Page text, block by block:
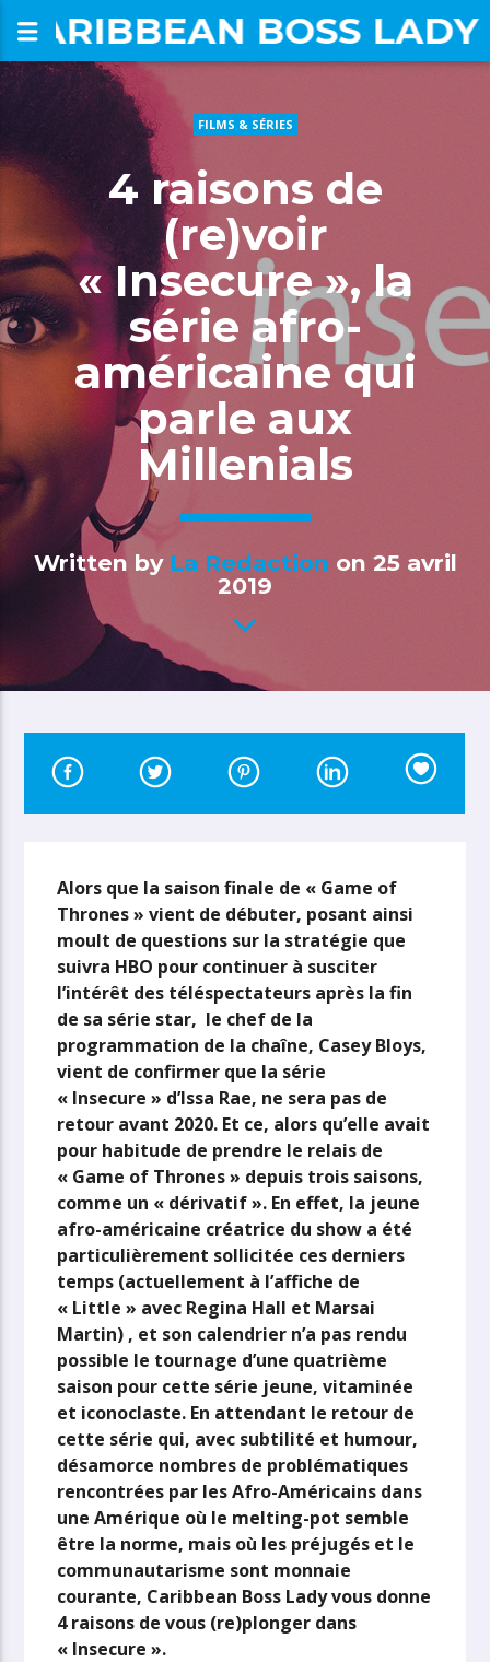
CARIBBEAN BOSS LADY
FILMS & SÉRIES
4 raisons de
(re)voir
« Insecure », la
série afro-
américaine qui
parle aux
Millenials
Written by La Redaction on 25 avril
2019
Alors que la saison finale de « Game of
Thrones » vient de débuter, posant ainsi
moult de questions sur la stratégie que
suivra HBO pour continuer à susciter
l’intérêt des téléspectateurs après la fin
de sa série star, le chef de la
programmation de la chaîne, Casey Bloys,
vient de confirmer que la série
« Insecure » d’Issa Rae, ne sera pas de
retour avant 2020. Et ce, alors qu’elle avait
pour habitude de prendre le relais de
« Game of Thrones » depuis trois saisons,
comme un « dérivatif ». En effet, la jeune
afro-américaine créatrice du show a été
particulièrement sollicitée ces derniers
temps (actuellement à l’affiche de
« Little » avec Regina Hall et Marsai
Martin) , et son calendrier n’a pas rendu
possible le tournage d’une quatrième
saison pour cette série jeune, vitaminée
et iconoclaste. En attendant le retour de
cette série qui, avec subtilité et humour,
désamorce nombres de problématiques
rencontrées par les Afro-Américains dans
une Amérique où le melting-pot semble
être la norme, mais où les préjugés et le
communautarisme sont monnaie
courante, Caribbean Boss Lady vous donne
4 raisons de vous (re)plonger dans
« Insecure ».